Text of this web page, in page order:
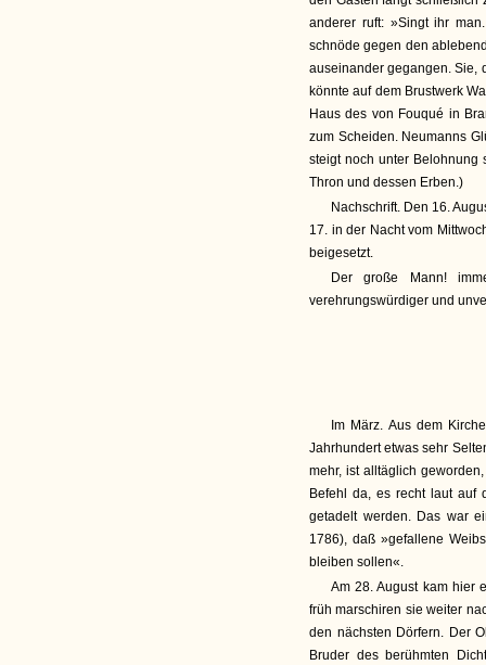
anderer ruft: »Singt ihr
schnöde gegen den
auseinander gegangen. Sie,
könnte auf dem Brustwerk
Haus des von Fouqué in
zum Scheiden. Neumanns
steigt noch unter Belohnung
Thron und dessen Erben.)
Nachschrift. Den 16.
17. in der Nacht vom
beigesetzt.
Der große Mann!
verehrungswürdiger und
Im März. Aus dem
Jahrhundert etwas sehr
mehr, ist alltäglich
Befehl da, es recht laut auf
getadelt werden. Das war
1786), daß »gefallene
bleiben sollen«.
Am 28. August kam hier
früh marschiren sie weiter
den nächsten Dörfern. Der
Bruder des berühmten